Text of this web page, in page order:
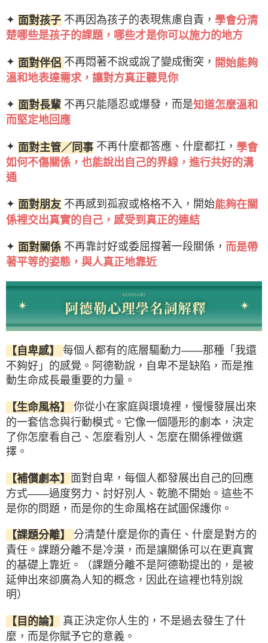
✦ 面對孩子 不再因為孩子的表現焦慮自責， 學會分清
楚哪些是孩子的課題，哪些才是你可以施力的地方
✦ 面對伴侶 不再悶著不說或說了變成衝突， 開始能夠
溫和地表達需求，讓對方真正聽見你
✦ 面對長輩 不再只能隱忍或爆發，而是知道怎麼溫和
而堅定地回應
✦ 面對主管／同事 不再什麼都答應、什麼都扛， 學會
如何不傷關係，也能說出自己的界線，進行共好的溝
通
✦ 面對朋友 不再感到孤寂或格格不入，開始能夠在關
係裡交出真實的自己，感受到真正的連結
✦ 面對關係 不再靠討好或委屈撐著一段關係， 而是帶
著平等的姿態，與人真正地靠近
【自卑感】 每個人都有的底層驅動力——那種「我還
不夠好」的感覺。阿德勒說，自卑不是缺陷，而是推
動生命成長最重要的力量。
【生命風格】 你從小在家庭與環境裡，慢慢發展出來
的一套信念與行動模式。它像一個隱形的劇本，決定
了你怎麼看自己、怎麼看別人、怎麼在關係裡做選
擇。
【補償劇本】 面對自卑，每個人都發展出自己的回應
方式——過度努力、討好別人、乾脆不開始。這些不
是你的問題，而是你的生命風格在試圖保護你。
【課題分離】 分清楚什麼是你的責任、什麼是對方的
責任。課題分離不是冷漠，而是讓關係可以在更真實
的基礎上靠近。（課題分離不是阿德勒提出的，是被
延伸出來卻廣為人知的概念，因此在這裡也特別說
明）
【目的論】
真正決定你人生的，不是過去發生了什
麼，而是你賦予它的意義。